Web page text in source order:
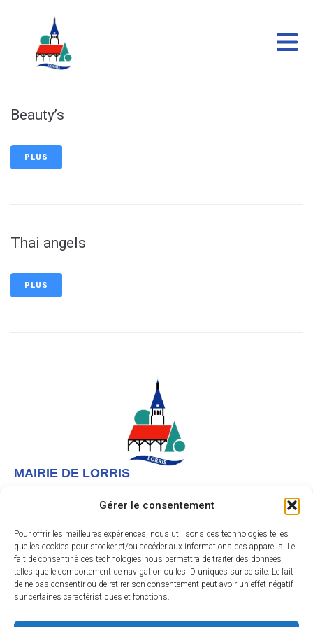
Gérer le consentement
Pour offrir les meilleures expériences, nous utilisons des technologies telles
que les cookies pour stocker et/ou accéder aux informations des appareils. Le
fait de consentir à ces technologies nous permettra de traiter des données
telles que le comportement de navigation ou les ID uniques sur ce site. Le fait
de ne pas consentir ou de retirer son consentement peut avoir un effet négatif
sur certaines caractéristiques et fonctions.
Beauty’s
PLUS
Thai angels
PLUS
MAIRIE DE LORRIS
27 Grande Rue,
Nous contacter
Instagram
Facebook